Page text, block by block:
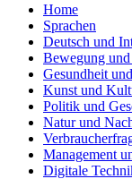
Home
Sprachen
Deutsch und
Bewegung
Gesundheit
Kunst und
Politik und
Natur und
Management
Digitale